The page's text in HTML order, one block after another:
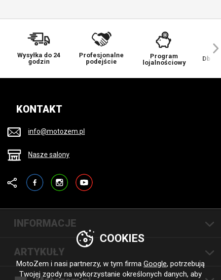
Wysyłka do 24
godzin
Profesjonalne
podejście
Program
lojalnościowy
KONTAKT
info@motozem.pl
Nasze salony
FacebookInstagramYouTube
INFORMACJE
ARTYKUŁY
COOKIES
MotoZem i nasi partnerzy, w tym firma Google, potrzebują
Twojej zgody na wykorzystanie określonych danych, aby